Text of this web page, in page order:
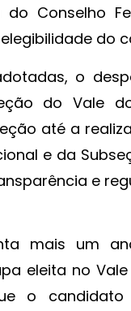
Conselho
do
o
do Vale
até a
e da
e
mais um
eleita no
o